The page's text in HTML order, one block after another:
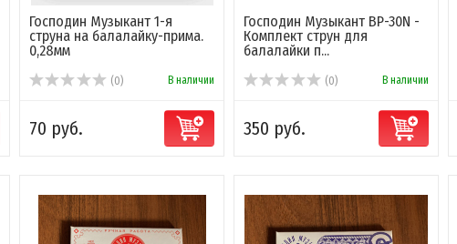
Господин Музыкант 1-я
струна на балалайку-прима.
0,28мм
(0) В наличии
70 руб.
Господин Музыкант BP-30N -
Комплект струн для
балалайки п...
(0) В наличии
350 руб.